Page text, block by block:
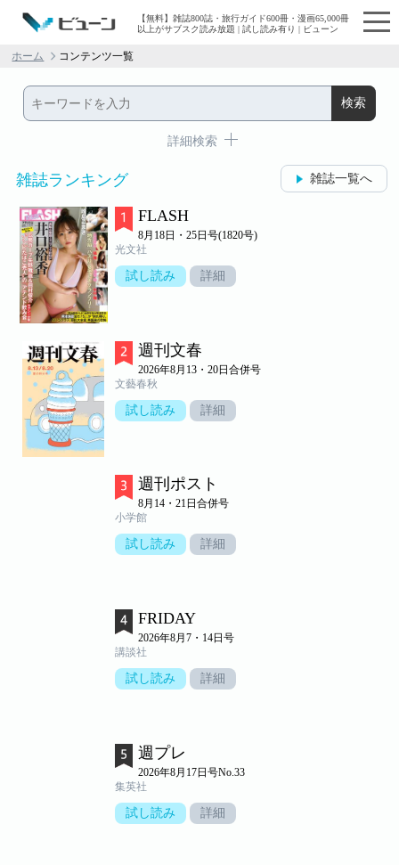
【無料】雑誌800誌・旅行ガイド600冊・漫画65,000冊
以上がサブスク読み放題 | 試し読み有り | ビューン
ホーム コンテンツ一覧
詳細検索
雑誌ランキング 雑誌一覧へ
FLASH
8月18日・25日号(1820号)
光文社
試し読み 詳細
週刊文春
2026年8月13・20日合併号
文藝春秋
試し読み 詳細
週刊ポスト
8月14・21日合併号
小学館
試し読み 詳細
FRIDAY
2026年8月7・14日号
講談社
試し読み 詳細
週プレ
2026年8月17日号No.33
集英社
試し読み 詳細